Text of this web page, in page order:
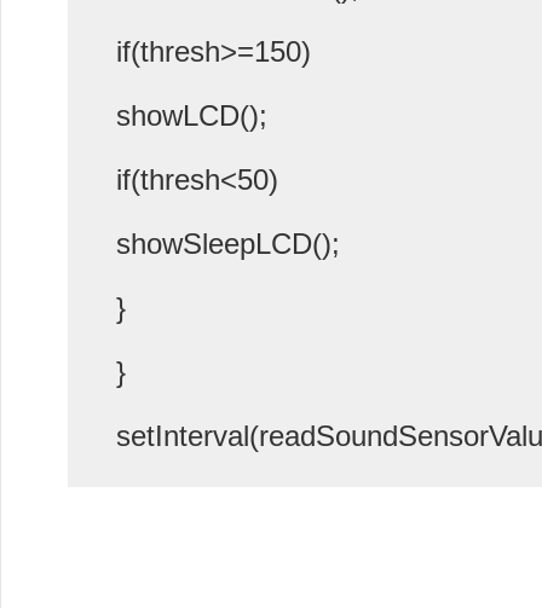
if(thresh>=150)
showLCD();
if(thresh<50)
showSleepLCD();
}
}